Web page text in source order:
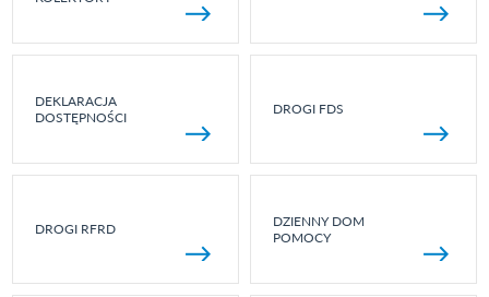
DEKLARACJA
DOSTĘPNOŚCI
DROGI FDS
DROGI RFRD
DZIENNY DOM
POMOCY